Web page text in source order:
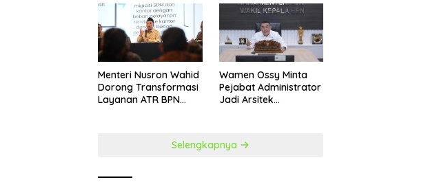
​Menteri Nusron Wahid
Dorong Transformasi
Layanan ATR BPN
Wamen Ossy Minta
Pejabat Administrator
Jadi Arsitek
Selengkapnya